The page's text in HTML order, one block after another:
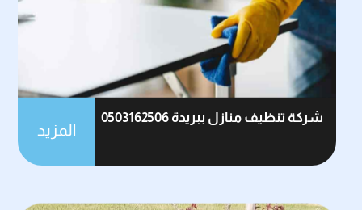
شركة تنظيف منازل ببريدة 0503162506
المزيد